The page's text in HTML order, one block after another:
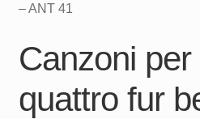
uitvouwen
Mijn account
– ANT 41
Canzoni
quattro fur